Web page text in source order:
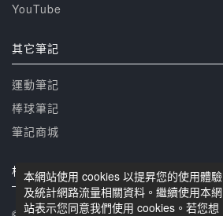
本網站使用 cookies 以提昇您的使用體驗
及統計網路流量相關資料。繼續使用本網
站表示您同意我們使用 cookies。若您想
YouTube
其它筆記
運動筆記
棒球筆記
筆記商城
相關網站
© 籃球筆記 版權所有